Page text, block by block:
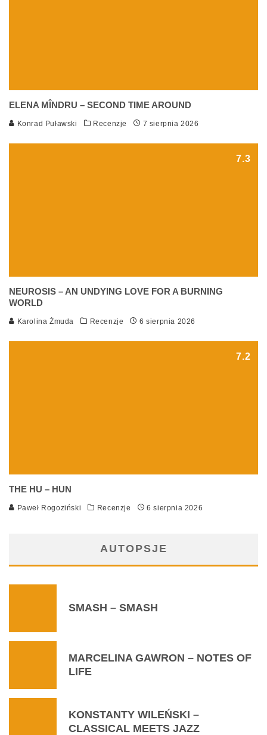
ELENA MÎNDRU – SECOND TIME AROUND
Konrad Puławski Recenzje 7 sierpnia 2026
7.3
NEUROSIS – AN UNDYING LOVE FOR A BURNING
WORLD
Karolina Żmuda Recenzje 6 sierpnia 2026
7.2
THE HU – HUN
Paweł Rogoziński Recenzje 6 sierpnia 2026
AUTOPSJE
SMASH – SMASH
MARCELINA GAWRON – NOTES OF
LIFE
KONSTANTY WILEŃSKI –
CLASSICAL MEETS JAZZ